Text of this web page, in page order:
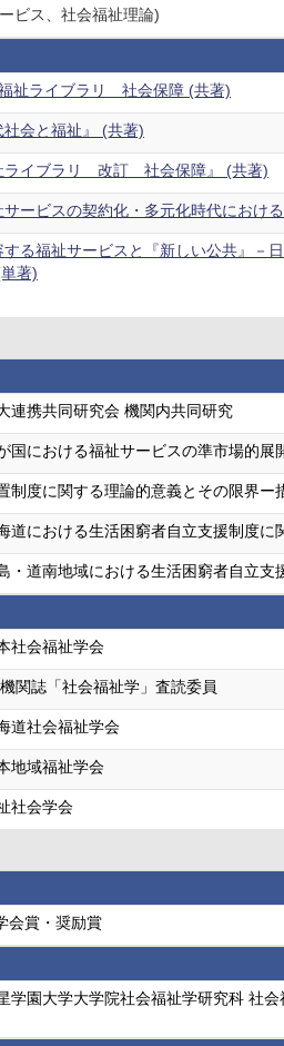
ビス、社会福祉理論)
祉ライブラリ 社会保障 (共著)
社会と福祉』 (共著)
ライブラリ 改訂 社会保障』 (共著)
サービスの契約化・多元化時代にお
する福祉サービスと『新しい公共』
著)
連携共同研究会 機関内共同研究
国における福祉サービスの準市場的
制度に関する理論的意義とその限界
道における生活困窮者自立支援制度
・道南地域における生活困窮者自立
社会福祉学会
関誌「社会福祉学」査読委員
道社会福祉学会
地域福祉学会
社会学会
会賞・奨励賞
学園大学大学院社会福祉学研究科 社